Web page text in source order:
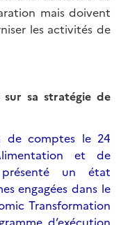
mais doivent
les activités de
sur sa stratégie de
de comptes le 24
et de
un état
engagées dans le
Transformation
d’exécution